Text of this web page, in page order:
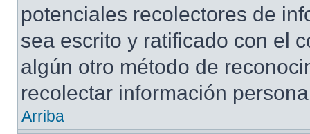
potenciales recolectores de
sea escrito y ratificado con el
algún otro método de
recolectar información
Arriba